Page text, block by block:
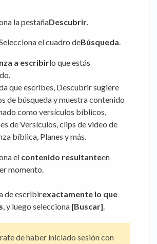
la pestañaDescubrir.
el cuadro deBúsqueda.
a escribirlo que estás
que escribes, Descubrir sugiere
de búsqueda y muestra contenido
como versículos bíblicos,
de Versículos, clips de video de
bíblica, Planes y más.
el contenido resultanteen
momento.
de escribirexactamente lo que
, y luego selecciona [Buscar]
de haber iniciado sesión con